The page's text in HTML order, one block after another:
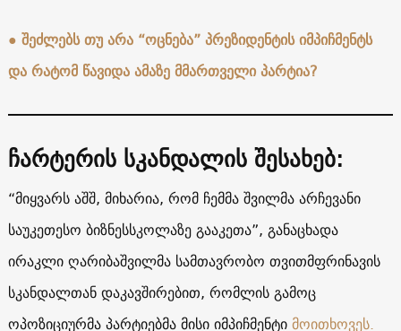
● შეძლებს თუ არა “ოცნება” პრეზიდენტის იმპიჩმენტს
და რატომ წავიდა ამაზე მმართველი პარტია?
ჩარტერის სკანდალის შესახებ:
“მიყვარს აშშ, მიხარია, რომ ჩემმა შვილმა არჩევანი
საუკეთესო ბიზნესსკოლაზე გააკეთა”, განაცხადა
ირაკლი ღარიბაშვილმა სამთავრობო თვითმფრინავის
სკანდალთან დაკავშირებით, რომლის გამოც
ოპოზიციურმა პარტიებმა მისი იმპიჩმენტიმოითხოვეს.